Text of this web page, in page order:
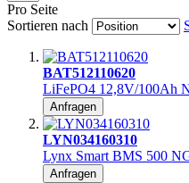
Pro Seite
Sortieren nach
BAT512110620
LiFePO4 12,8V/100Ah
Anfragen
LYN034160310
Lynx Smart BMS 500
Anfragen